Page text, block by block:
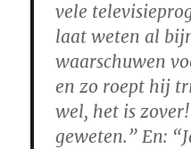
vele
laat weten al
waarschuwen
en zo roept hij
wel, het is
geweten.” En: